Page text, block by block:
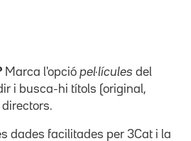
Marca l'opció pel·lícules del
i busca-hi títols (original,
dades facilitades per 3Cat i la